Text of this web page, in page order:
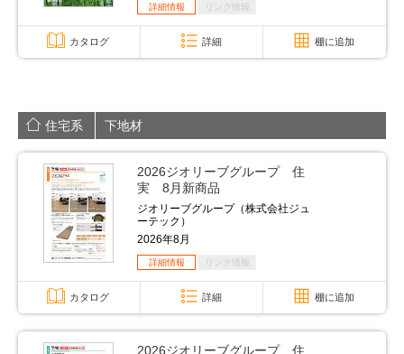
詳細情報 リンク情報
カタログ 詳細 棚に追加
住宅系 下地材
2026ジオリーブグループ 住
実 8月新商品
ジオリーブグループ（株式会社ジュ
ーテック）
2026年8月
詳細情報 リンク情報
カタログ 詳細 棚に追加
2026ジオリーブグループ 住